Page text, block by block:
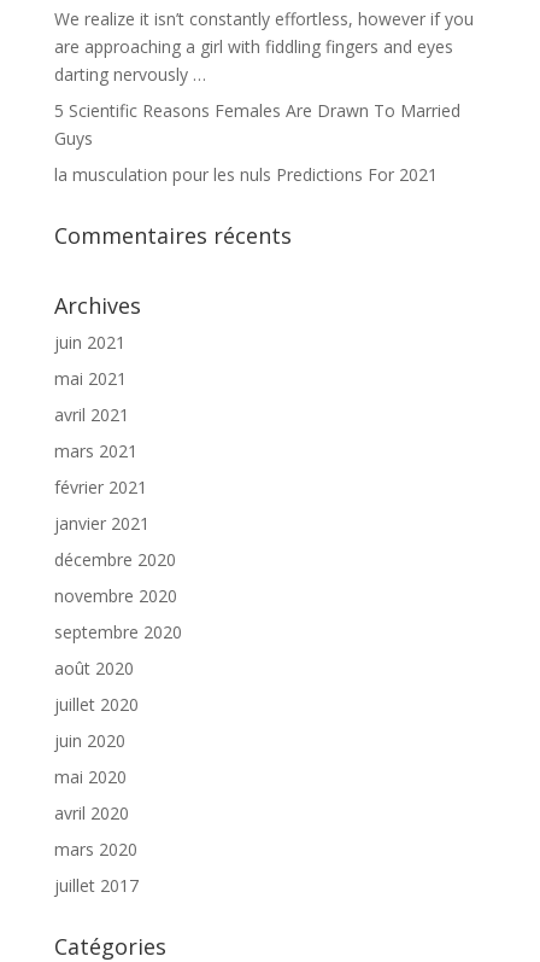
We realize it isn’t constantly effortless, however if you
are approaching a girl with fiddling fingers and eyes
darting nervously …
5 Scientific Reasons Females Are Drawn To Married
Guys
la musculation pour les nuls Predictions For 2021
Commentaires récents
Archives
juin 2021
mai 2021
avril 2021
mars 2021
février 2021
janvier 2021
décembre 2020
novembre 2020
septembre 2020
août 2020
juillet 2020
juin 2020
mai 2020
avril 2020
mars 2020
juillet 2017
Catégories